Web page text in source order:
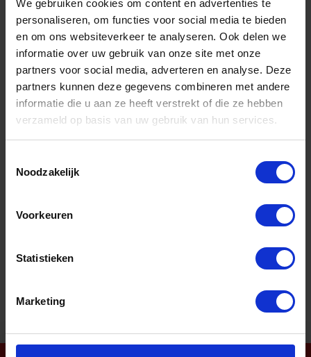
We gebruiken cookies om content en advertenties te
personaliseren, om functies voor social media te bieden
en om ons websiteverkeer te analyseren. Ook delen we
informatie over uw gebruik van onze site met onze
partners voor social media, adverteren en analyse. Deze
partners kunnen deze gegevens combineren met andere
informatie die u aan ze heeft verstrekt of die ze hebben
verzameld op basis van uw gebruik van hun services.
Noodzakelijk
Voorkeuren
Statistieken
Marketing
Niet op voorraad, levertijd 1 tot meerdere werkdagen
Gtin: 4010883866439,HGTE8664310
Artikelnummer merk: 8664310
€ 107,17 incl. BTW
Prijs per 1 Stuk
Aantal producten tonen